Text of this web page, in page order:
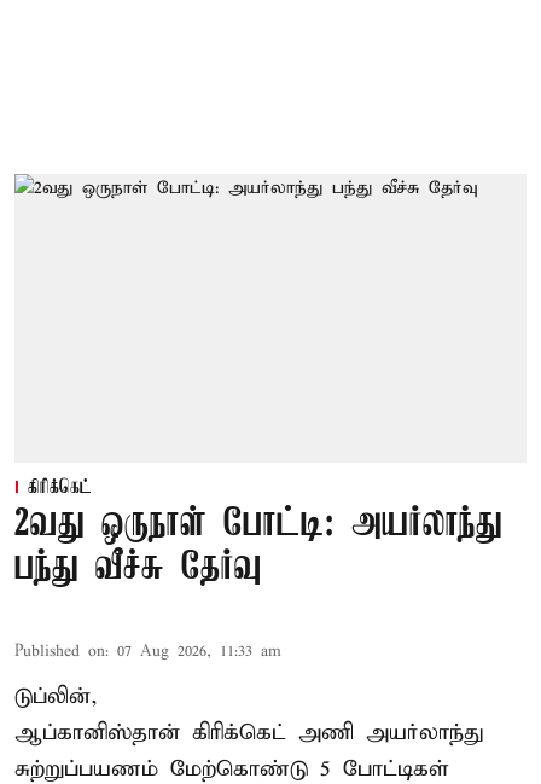
கிரிக்கெட்
2வது ஒருநாள் போட்டி: அயர்லாந்து
பந்து வீச்சு தேர்வு
Published on: 07 Aug 2026, 11:33 am
டுப்லின்,
ஆப்கானிஸ்தான் கிரிக்கெட் அணி அயர்லாந்து
சுற்றுப்பயணம் மேற்கொண்டு 5 போட்டிகள்